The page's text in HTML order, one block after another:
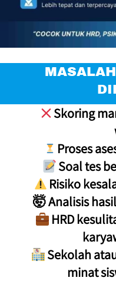
Skoring
Proses
Soal tes
Risiko
🤯 Analisis
HRD
Sekolah
minat